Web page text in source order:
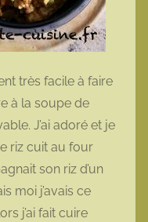
très facile à faire
à la soupe de
J’ai adoré et je
riz cuit au four
son riz d’un
moi j’avais ce
j’ai fait cuire